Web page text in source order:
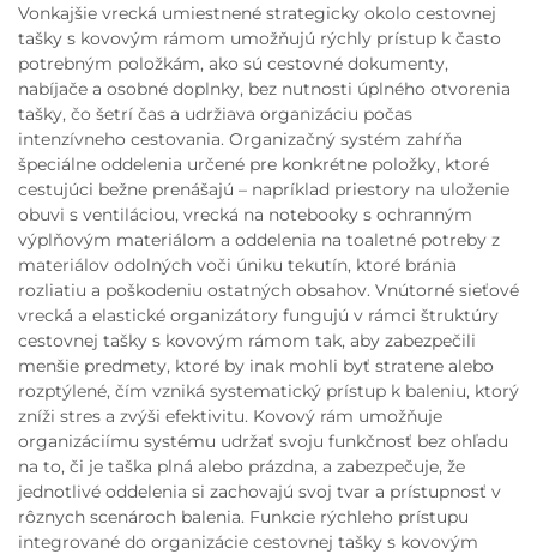
Vonkajšie vrecká umiestnené strategicky okolo cestovnej
tašky s kovovým rámom umožňujú rýchly prístup k často
potrebným položkám, ako sú cestovné dokumenty,
nabíjače a osobné doplnky, bez nutnosti úplného otvorenia
tašky, čo šetrí čas a udržiava organizáciu počas
intenzívneho cestovania. Organizačný systém zahŕňa
špeciálne oddelenia určené pre konkrétne položky, ktoré
cestujúci bežne prenášajú – napríklad priestory na uloženie
obuvi s ventiláciou, vrecká na notebooky s ochranným
výplňovým materiálom a oddelenia na toaletné potreby z
materiálov odolných voči úniku tekutín, ktoré bránia
rozliatiu a poškodeniu ostatných obsahov. Vnútorné sieťové
vrecká a elastické organizátory fungujú v rámci štruktúry
cestovnej tašky s kovovým rámom tak, aby zabezpečili
menšie predmety, ktoré by inak mohli byť stratene alebo
rozptýlené, čím vzniká systematický prístup k baleniu, ktorý
zníži stres a zvýši efektivitu. Kovový rám umožňuje
organizáciímu systému udržať svoju funkčnosť bez ohľadu
na to, či je taška plná alebo prázdna, a zabezpečuje, že
jednotlivé oddelenia si zachovajú svoj tvar a prístupnosť v
rôznych scenároch balenia. Funkcie rýchleho prístupu
integrované do organizácie cestovnej tašky s kovovým